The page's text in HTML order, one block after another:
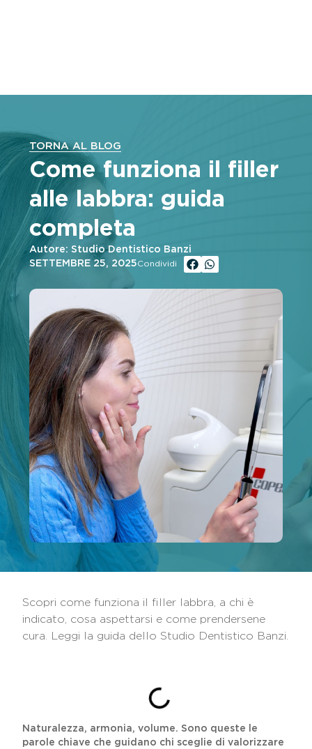
TORNA AL BLOG
Come funziona il filler
alle labbra: guida
completa
Autore: Studio Dentistico Banzi
SETTEMBRE 25, 2025Condividi
Scopri come funziona il filler labbra, a chi è
indicato, cosa aspettarsi e come prendersene
cura. Leggi la guida dello Studio Dentistico Banzi.
Naturalezza, armonia, volume. Sono queste le
parole chiave che guidano chi sceglie di valorizzare